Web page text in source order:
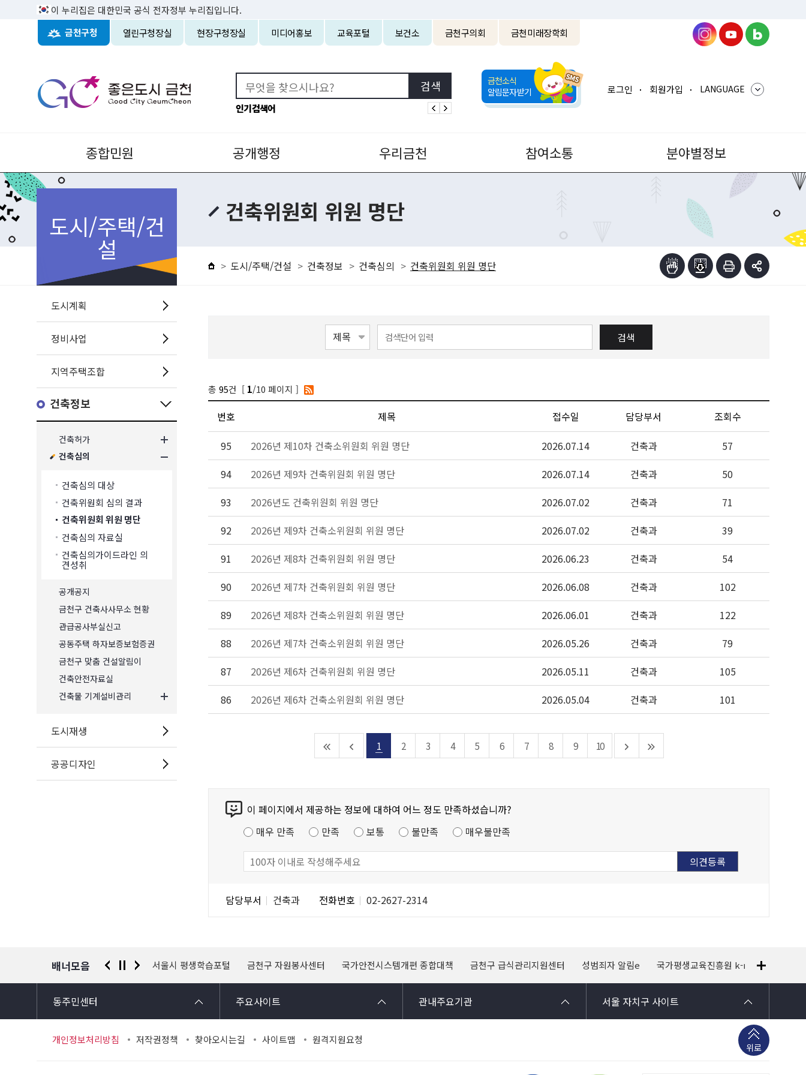
이 누리집은 대한민국 공식 전자정부 누리집입니다.
금천구청 열린구청장실 현장구청장실 미디어홍보 교육포털 보건소 금천구의회 금천미래장학회
인기검색어
금천소식
알림문자받기
로그인 회원가입 LANGUAGE
종합민원 공개행정 우리금천 참여소통 분야별정보
도시/주택/건
설
도시계획
정비사업
지역주택조합
건축정보
건축허가
건축심의
건축심의 대상
건축위원회 심의 결과
건축위원회 위원 명단
건축심의 자료실
건축심의가이드라인 의
견성취
공개공지
금천구 건축사사무소 현황
관급공사부실신고
공동주택 하자보증보험증권
금천구 맞춤 건설알림이
건축안전자료실
건축물 기계설비관리
도시재생
공공디자인
건축위원회 위원 명단
도시/주택/건설 건축정보 건축심의 건축위원회 위원 명단
검색
총 95건 [ 1/10 페이지 ]
번호 제목 접수일 담당부서 조회수
95 2026년 제10차 건축소위원회 위원 명단 2026.07.14 건축과
57
94
2026년 제9차 건축위원회 위원 명단 2026.07.14 건축과
50
93
2026년도 건축위원회 위원 명단 2026.07.02 건축과
71
92
2026년 제9차 건축소위원회 위원 명단 2026.07.02 건축과
39
91
2026년 제8차 건축위원회 위원 명단 2026.06.23 건축과
54
90
2026년 제7차 건축위원회 위원 명단 2026.06.08 건축과
102
89
2026년 제8차 건축소위원회 위원 명단 2026.06.01 건축과
122
88
2026년 제7차 건축소위원회 위원 명단 2026.05.26 건축과
79
87
2026년 제6차 건축위원회 위원 명단 2026.05.11 건축과
105
86
2026년 제6차 건축소위원회 위원 명단 2026.05.04 건축과 101
1 2 3 4 5 6 7 8 9 10
이 페이지에서 제공하는 정보에 대하여 어느 정도 만족하셨습니까?
매우 만족
만족 보통 불만족 매우불만족
담당부서 건축과 전화번호 02-2627-2314
배너모음
경찰청 유실물 통합포털 서울시 평생학습포털 금천구 자원봉사센터 국가안전시스템개편 종합대책 금천구 급식관리지원센터 성범죄자 알림e 국가평생교육진흥원 k-mooc
동주민센터 주요사이트 관내주요기관 서울 자치구 사이트
개인정보처리방침 저작권정책 찾아오시는길 사이트맵 원격지원요청
위로